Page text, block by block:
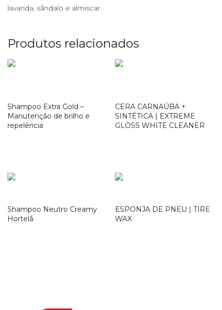
lavanda, sândalo e almiscar
Produtos relacionados
Shampoo Extra Gold –
Manutenção de brilho e
repelência
CERA CARNAÚBA +
SINTÉTICA | EXTREME
GLOSS WHITE CLEANER
Shampoo Neutro Creamy
Hortelã
ESPONJA DE PNEU | TIRE
WAX